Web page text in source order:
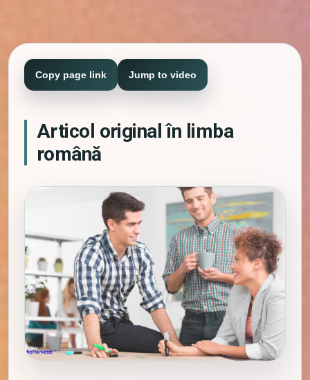
Copy page link Jump to video
Articol original în limba
română